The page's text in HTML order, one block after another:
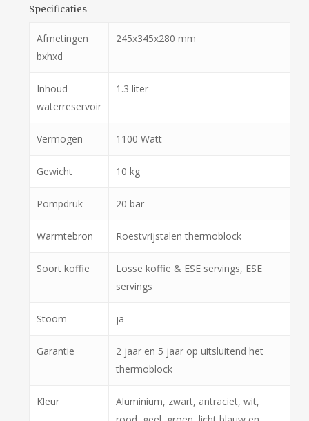
Specificaties
Afmetingen
bxhxd
245x345x280 mm
Inhoud
waterreservoir
1.3 liter
Vermogen 1100 Watt
Gewicht 10 kg
Pompdruk 20 bar
Warmtebron Roestvrijstalen thermoblock
Soort koffie
Losse koffie & ESE servings, ESE
servings
Stoom ja
Garantie
2 jaar en 5 jaar op uitsluitend het
thermoblock
Kleur
Aluminium, zwart, antraciet, wit,